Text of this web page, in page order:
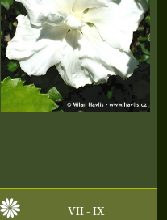
VII - IX